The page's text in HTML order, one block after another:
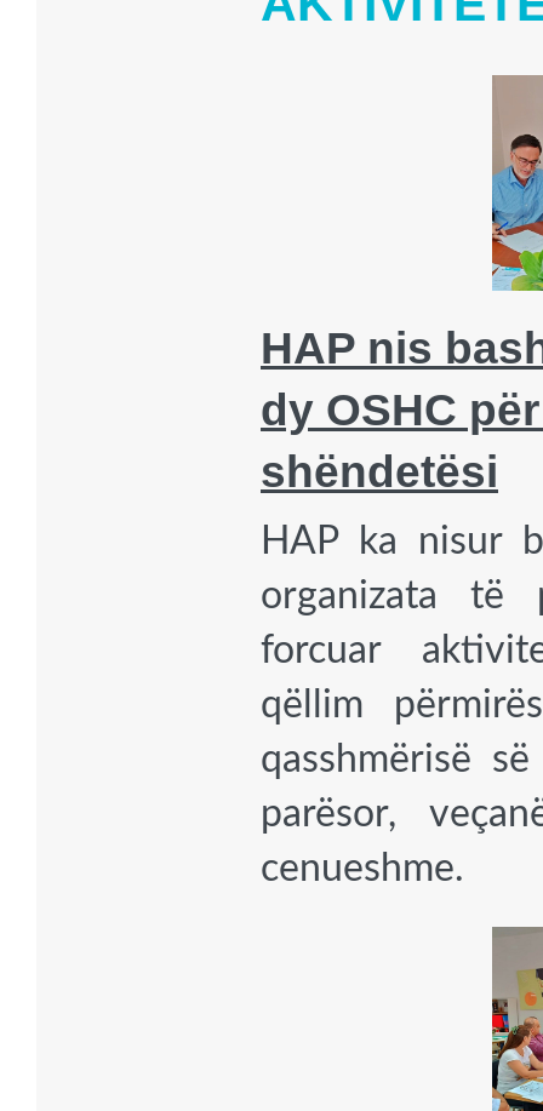
HAP nis
dy OSHC
shëndetësi
HAP ka nisur
organizata të
forcuar
qëllim
qasshmërisë
parësor,
cenueshme.